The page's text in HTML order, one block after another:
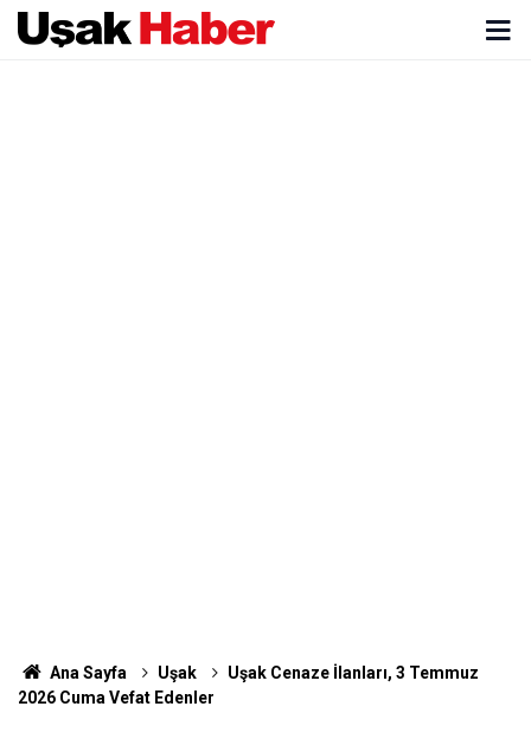
Ana Sayfa Uşak
Uşak Cenaze İlanları, 3 Temmuz
2026 Cuma Vefat Edenler